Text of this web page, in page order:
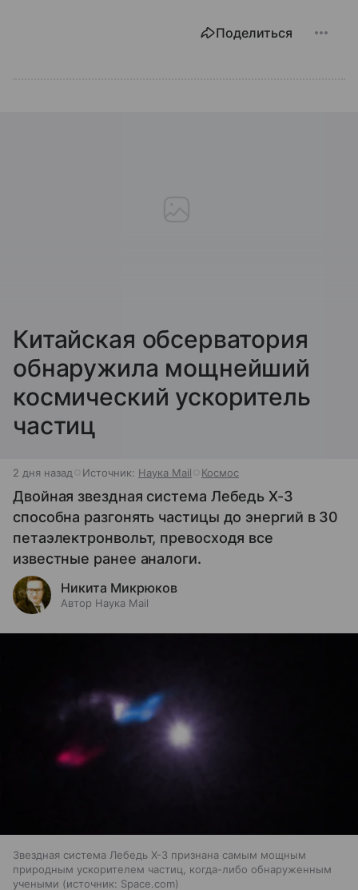
Поделиться
Китайская обсерватория
обнаружила мощнейший
космический ускоритель
частиц
2 дня назад Источник: Наука Mail Космос
Двойная звездная система Лебедь X-3
способна разгонять частицы до энергий в 30
петаэлектронвольт, превосходя все
известные ранее аналоги.
Никита Микрюков
Автор Наука Mail
Звездная система Лебедь X-3 признана самым мощным
природным ускорителем частиц, когда-либо обнаруженным
учеными
источник: Space.com